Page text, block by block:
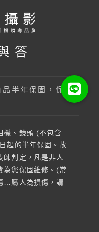
答
半年保固，保
機、鏡頭 (不包含
起的半年保固。故
師判定，凡是非人
為您保固維修。(常
…屬人為損傷，請